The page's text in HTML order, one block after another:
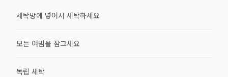
세탁망에 넣어서 세탁하세요
모든 여밈을 잠그세요
독립 세탁